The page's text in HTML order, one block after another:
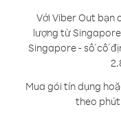
Với Viber Out bạn
lượng từ
Singapore - số cố
Mua gói tín dụng
theo